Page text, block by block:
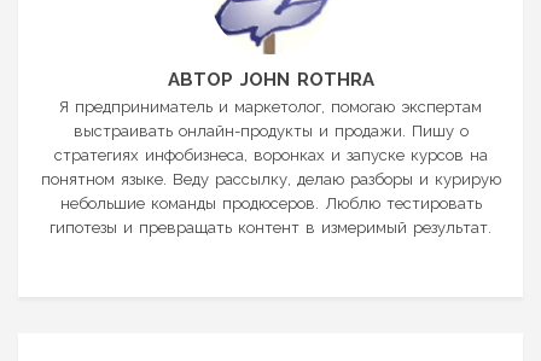
АВТОР JOHN ROTHRA
Я предприниматель и маркетолог, помогаю экспертам
выстраивать онлайн-продукты и продажи. Пишу о
стратегиях инфобизнеса, воронках и запуске курсов на
понятном языке. Веду рассылку, делаю разборы и курирую
небольшие команды продюсеров. Люблю тестировать
гипотезы и превращать контент в измеримый результат.